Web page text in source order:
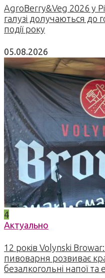
AgroBerry&Veg 2026 у
галузі долучаються до
події року
05.08.2026
4
Актуально
12 років Volynski
пивоварня розвиває
безалкогольні напої та